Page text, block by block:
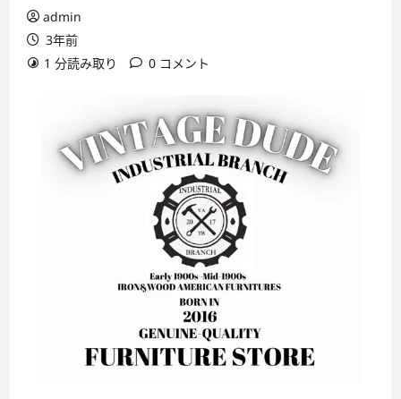
admin
3年前
1 分読み取り
0 コメント